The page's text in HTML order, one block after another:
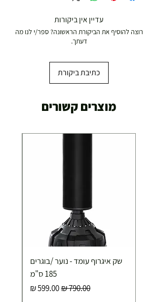
עדיין אין ביקורות
רוצה להוסיף את הביקורת הראשונה? ספר/י לנו מה
דעתך.
כתיבת ביקורת
מוצרים קשורים
שק איגרוף עומד - נוער /בוגרים
185 ס"מ
מחיר רגילמחיר מבצע